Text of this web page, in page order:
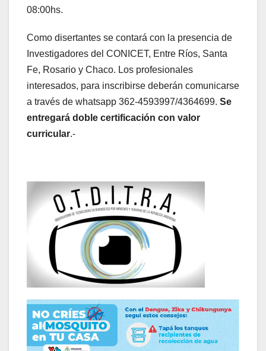
08:00hs.
Como disertantes se contará con la presencia de
Investigadores del CONICET, Entre Ríos, Santa
Fe, Rosario y Chaco. Los profesionales
interesados, para inscribirse deberán comunicarse
a través de whatsapp 362-4593997/4364699. Se
entregará doble certificación con valor
curricular.-